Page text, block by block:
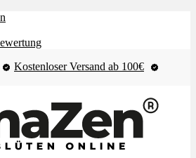
Kostenloser Versand ab 100€